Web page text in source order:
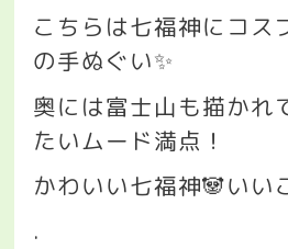
こちらは七福神にコス
の手ぬぐい✨
奥には富士山も描かれ
たいムード満点！
かわいい七福神🐼いい
.